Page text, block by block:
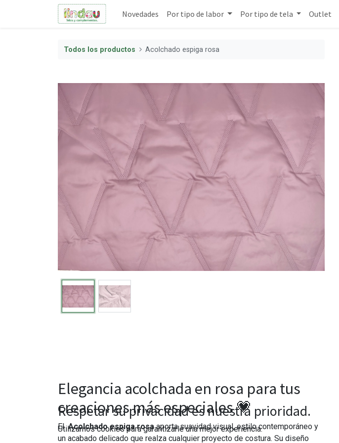
Novedades Por tipo de labor Por tipo de tela Outlet
Todos los productos Acolchado espiga rosa
Elegancia acolchada en rosa para tus
creaciones más especiales 💗
ElAcolchado espiga rosaaporta suavidad visual, estilo contemporáneo y
un acabado delicado que realza cualquier proyecto de costura. Su diseño
Respetar su privacidad es nuestra prioridad.
Utilizamos cookies para garantizarle una mejor experiencia.